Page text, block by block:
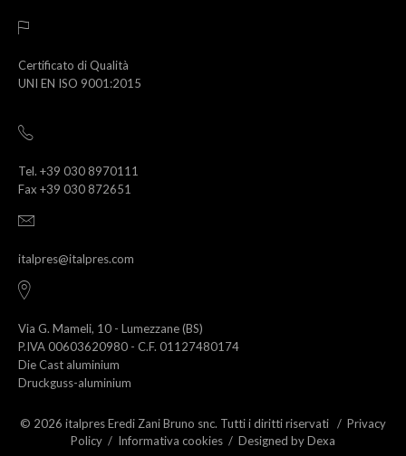
Certificato di Qualità
UNI EN ISO 9001:2015
Tel. +39 030 8970111
Fax +39 030 872651
italpres@italpres.com
Via G. Mameli, 10 - Lumezzane (BS)
P.IVA 00603620980 - C.F. 01127480174
Die Cast aluminium
Druckguss-aluminium
© 2026 italpres Eredi Zani Bruno snc. Tutti i diritti riservati / Privacy
Policy / Informativa cookies / Designed by Dexa